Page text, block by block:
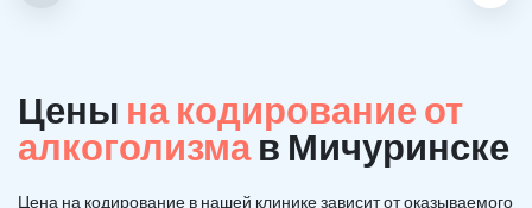
Цены на кодирование от
алкоголизмав Мичуринске
Цена на кодирование в нашей клинике зависит от оказываемого